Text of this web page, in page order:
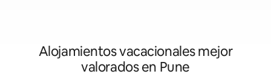
Alojamientos vacacionales mejor
valorados en Pune